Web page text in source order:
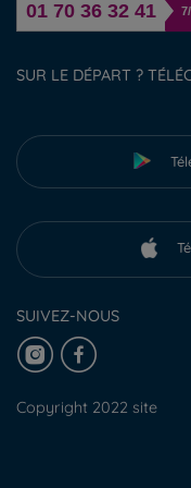
01 70 36 32 41
SUR LE DÉPART ?
SUIVEZ-NOUS
Copyright 2022 site